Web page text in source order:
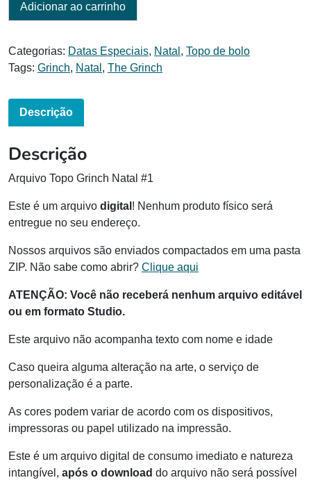
Adicionar ao carrinho
Categorias: Datas Especiais, Natal , Topo de bolo
Tags: Grinch, Natal , The Grinch
Descrição
Descrição
Arquivo Topo Grinch Natal #1
Este é um arquivo digital ! Nenhum produto físico será
entregue no seu endereço.
Nossos arquivos são enviados compactados em uma pasta
ZIP. Não sabe como abrir? Clique aqui
ATENÇÃO: Você não receberá nenhum arquivo editável
ou em formato Studio.
Este arquivo não acompanha texto com nome e idade
Caso queira alguma alteração na arte, o serviço de
personalização é a parte.
As cores podem variar de acordo com os dispositivos,
impressoras ou papel utilizado na impressão.
Este é um arquivo digital de consumo imediato e natureza
intangível, após o download do arquivo não será possível